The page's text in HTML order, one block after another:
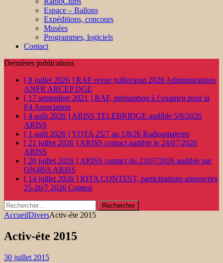
Espace – Ballons
Expéditions, concours
Musées
Programmes, logiciels
Contact
Dernières publications
[ 8 juillet 2026 ] RAF revue juillet/aout 2026 Administrations
ANFR ARCEP DGE
[ 17 septembre 2021 ] RAF, préparation à l’examen pour la
F4 Association
[ 4 août 2026 ] ARISS TELEBRIDGE audible 5/8/2026
ARISS
[ 1 août 2026 ]YOTA 25/7 au 1/8/26 Radioamateurs
[ 21 juillet 2026 ] ARISS contact audible le 24/07/2026
ARISS
[ 20 juillet 2026 ] ARISS contact du 23/07/2026 audible par
ON4ISS ARISS
[ 14 juillet 2026 ] IOTA CONTEST, participations annoncées
25-26/7 2026 Contest
Rechercher :
AccueilDiversActiv-éte 2015
Activ-éte 2015
30 juillet 2015